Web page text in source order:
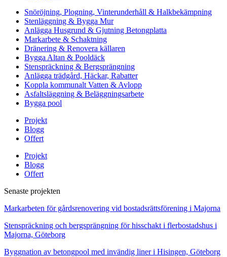
Snöröjning, Plogning, Vinterunderhåll & Halkbekämpning
Stenläggning & Bygga Mur
Anlägga Husgrund & Gjutning Betongplatta
Markarbete & Schaktning
Dränering & Renovera källaren
Bygga Altan & Pooldäck
Stenspräckning & Bergsprängning
Anlägga trädgård, Häckar, Rabatter
Koppla kommunalt Vatten & Avlopp
Asfaltsläggning & Beläggningsarbete
Bygga pool
Projekt
Blogg
Offert
Projekt
Blogg
Offert
Senaste projekten
Markarbeten för gårdsrenovering vid bostadsrättsförening i Majorna
Stenspräckning och bergsprängning för hisschakt i flerbostadshus i
Majorna, Göteborg
Byggnation av betongpool med invändig liner i Hisingen, Göteborg